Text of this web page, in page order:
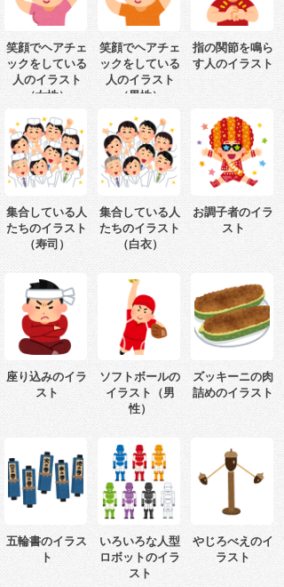
笑顔でヘアチェ
ックをしている
人のイラスト
（女性）
笑顔でヘアチェ
ックをしている
人のイラスト
（男性）
指の関節を鳴ら
す人のイラスト
集合している人
たちのイラスト
（寿司）
集合している人
たちのイラスト
（白衣）
お調子者のイラ
スト
座り込みのイラ
スト
ソフトボールの
イラスト（男
性）
ズッキーニの肉
詰めのイラスト
五輪書のイラス
ト
いろいろな人型
ロボットのイラ
スト
やじろべえのイ
ラスト